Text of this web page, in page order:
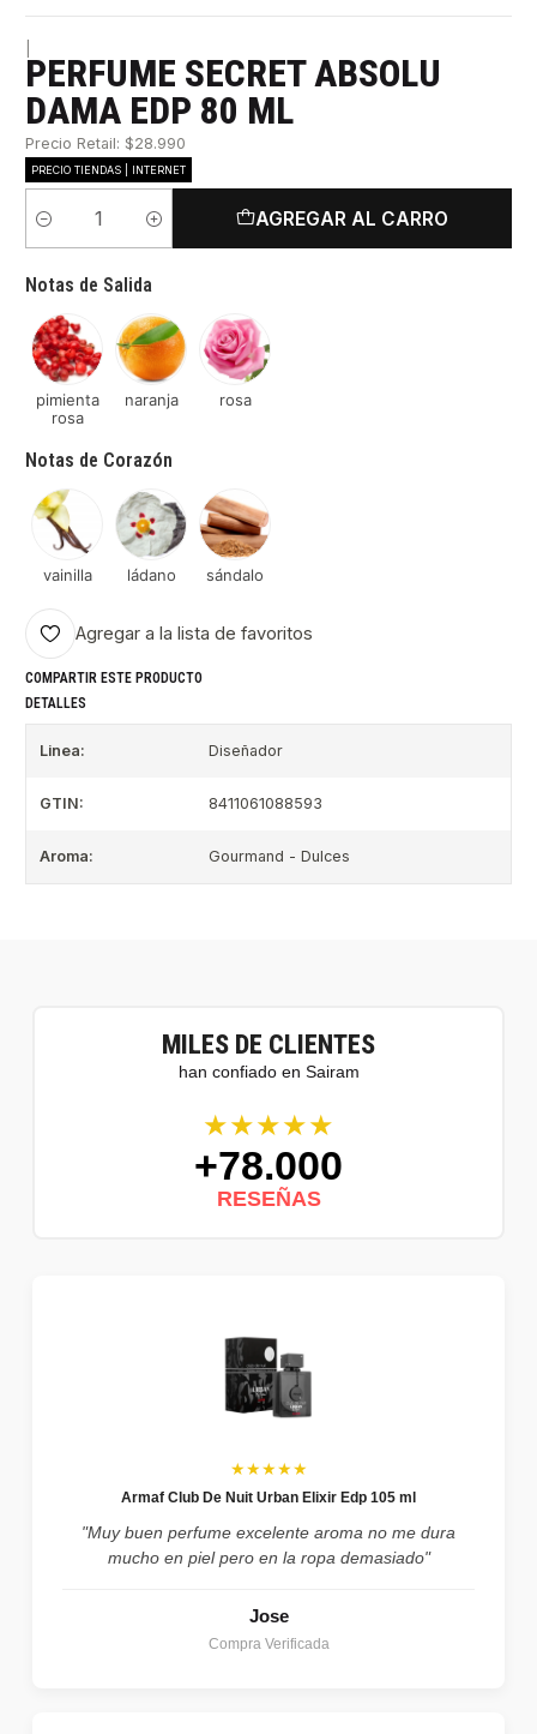
PERFUME SECRET ABSOLU
DAMA EDP 80 ML
Precio Retail: $28.990
PRECIO TIENDAS | INTERNET
Cantidad
AGREGAR AL CARRO
Notas de Salida
pimienta
rosa
naranja rosa
Notas de Corazón
vainilla ládano sándalo
Agregar a la lista de favoritos
COMPARTIR ESTE PRODUCTO
DETALLES
Linea: Diseñador
GTIN: 8411061088593
Aroma: Gourmand - Dulces
MILES DE CLIENTES
han confiado en Sairam
★★★★★
+78.000
RESEÑAS
★★★★★
Armaf Club De Nuit Urban Elixir Edp 105 ml
"Muy buen perfume excelente aroma no me dura
mucho en piel pero en la ropa demasiado"
Jose
Compra Verificada